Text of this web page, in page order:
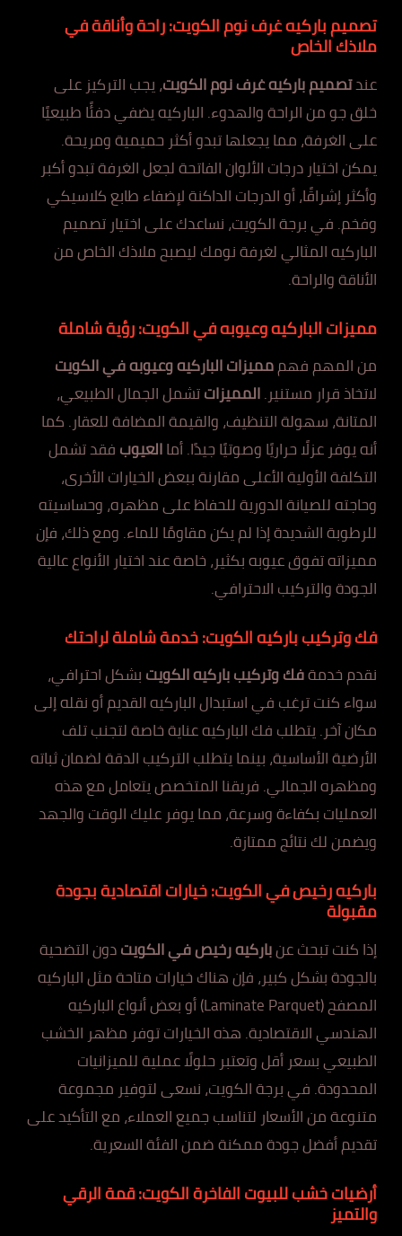
تصميم باركيه غرف نوم الكويت: راحة وأناقة في
ملاذك الخاص
عندتصميم باركيه غرف نوم الكويت، يجب التركيز على
خلق جو من الراحة والهدوء. الباركيه يضفي دفئًا طبيعيًا
على الغرفة، مما يجعلها تبدو أكثر حميمية ومريحة.
يمكن اختيار درجات الألوان الفاتحة لجعل الغرفة تبدو أكبر
وأكثر إشراقًا، أو الدرجات الداكنة لإضفاء طابع كلاسيكي
وفخم. في برجة الكويت، نساعدك على اختيار تصميم
الباركيه المثالي لغرفة نومك ليصبح ملاذك الخاص من
الأناقة والراحة.
مميزات الباركيه وعيوبه في الكويت: رؤية شاملة
من المهم فهممميزات الباركيه وعيوبه في الكويت
لاتخاذ قرار مستنير.المميزاتتشمل الجمال الطبيعي،
المتانة، سهولة التنظيف، والقيمة المضافة للعقار. كما
أنه يوفر عزلًا حراريًا وصوتيًا جيدًا. أماالعيوبفقد تشمل
التكلفة الأولية الأعلى مقارنة ببعض الخيارات الأخرى،
وحاجته للصيانة الدورية للحفاظ على مظهره، وحساسيته
للرطوبة الشديدة إذا لم يكن مقاومًا للماء. ومع ذلك، فإن
مميزاته تفوق عيوبه بكثير، خاصة عند اختيار الأنواع عالية
الجودة والتركيب الاحترافي.
فك وتركيب باركيه الكويت: خدمة شاملة لراحتك
نقدم خدمةفك وتركيب باركيه الكويتبشكل احترافي،
سواء كنت ترغب في استبدال الباركيه القديم أو نقله إلى
مكان آخر. يتطلب فك الباركيه عناية خاصة لتجنب تلف
الأرضية الأساسية، بينما يتطلب التركيب الدقة لضمان ثباته
ومظهره الجمالي. فريقنا المتخصص يتعامل مع هذه
العمليات بكفاءة وسرعة، مما يوفر عليك الوقت والجهد
ويضمن لك نتائج ممتازة.
باركيه رخيص في الكويت: خيارات اقتصادية بجودة
مقبولة
إذا كنت تبحث عنباركيه رخيص في الكويتدون التضحية
بالجودة بشكل كبير، فإن هناك خيارات متاحة مثل الباركيه
المصفح (Laminate Parquet) أو بعض أنواع الباركيه
الهندسي الاقتصادية. هذه الخيارات توفر مظهر الخشب
الطبيعي بسعر أقل وتعتبر حلولًا عملية للميزانيات
المحدودة. في برجة الكويت، نسعى لتوفير مجموعة
متنوعة من الأسعار لتناسب جميع العملاء، مع التأكيد على
تقديم أفضل جودة ممكنة ضمن الفئة السعرية.
أرضيات خشب للبيوت الفاخرة الكويت: قمة الرقي
والتميز